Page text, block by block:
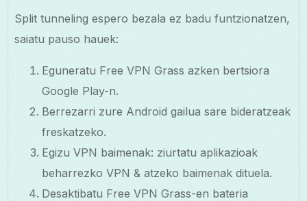
Split tunneling espero bezala ez badu funtzionatzen,
saiatu pauso hauek:
Eguneratu Free VPN Grass azken bertsiora
Google Play-n.
Berrezarri zure Android gailua sare bideratzeak
freskatzeko.
Egizu VPN baimenak: ziurtatu aplikazioak
beharrezko VPN & atzeko baimenak dituela.
Desaktibatu Free VPN Grass-en bateria